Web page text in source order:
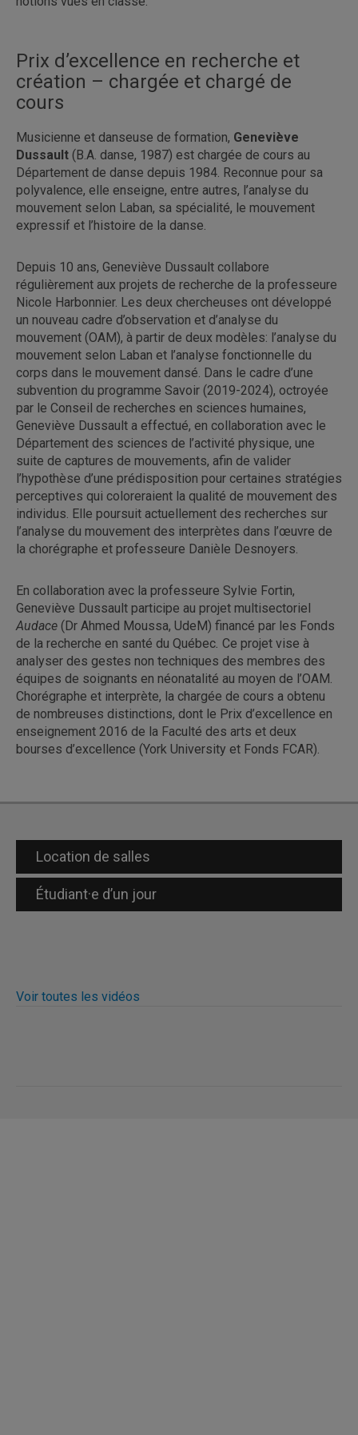
Prix d’excellence en recherche et
création – chargée et chargé de
cours
Musicienne et danseuse de formation, Geneviève
Dussault (B.A. danse, 1987) est chargée de cours au
Département de danse depuis 1984. Reconnue pour sa
polyvalence, elle enseigne, entre autres, l’analyse du
mouvement selon Laban, sa spécialité, le mouvement
expressif et l’histoire de la danse.
Depuis 10 ans, Geneviève Dussault collabore
régulièrement aux projets de recherche de la professeure
Nicole Harbonnier. Les deux chercheuses ont développé
un nouveau cadre d’observation et d’analyse du
mouvement (OAM), à partir de deux modèles: l’analyse du
mouvement selon Laban et l’analyse fonctionnelle du
corps dans le mouvement dansé. Dans le cadre d’une
subvention du programme Savoir (2019-2024), octroyée
par le Conseil de recherches en sciences humaines,
Geneviève Dussault a effectué, en collaboration avec le
Département des sciences de l’activité physique, une
suite de captures de mouvements, afin de valider
l’hypothèse d’une prédisposition pour certaines stratégies
perceptives qui coloreraient la qualité de mouvement des
individus. Elle poursuit actuellement des recherches sur
l’analyse du mouvement des interprètes dans l’œuvre de
la chorégraphe et professeure Danièle Desnoyers.
En collaboration avec la professeure Sylvie Fortin,
Geneviève Dussault participe au projet multisectoriel
Audace (Dr Ahmed Moussa, UdeM) financé par les Fonds
de la recherche en santé du Québec. Ce projet vise à
analyser des gestes non techniques des membres des
équipes de soignants en néonatalité au moyen de l’OAM.
Chorégraphe et interprète, la chargée de cours a obtenu
de nombreuses distinctions, dont le Prix d’excellence en
enseignement 2016 de la Faculté des arts et deux
bourses d’excellence (York University et Fonds FCAR).
Location de salles
Étudiant·e d’un jour
Voir toutes les vidéos